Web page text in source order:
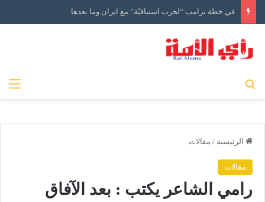
في خطة ترامب “لحرب استباقيّة” مع ايران وما بعدها
الرئيسية / مقالات
مقالات
رامي الشاعر يكتب : بعد الآفاق